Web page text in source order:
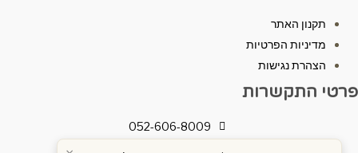
תקנון האתר
מדיניות הפרטיות
הצהרת נגישות
פרטי התקשרות
052-606-8009